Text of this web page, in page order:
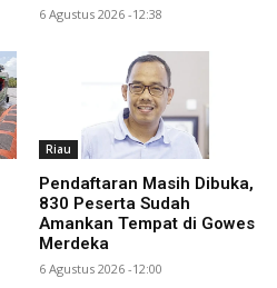
6 Agustus 2026 -12:38
Riau
Pendaftaran Masih Dibuka,
830 Peserta Sudah
Amankan Tempat di Gowes
Merdeka
6 Agustus 2026 -12:00